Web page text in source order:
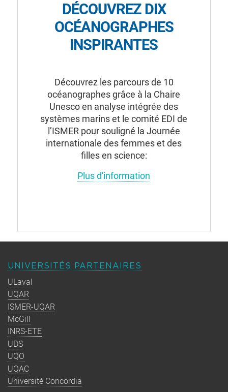
DÉCOUVREZ DIX
OCÉANOGRAPHES
INSPIRANTES
Découvrez les parcours de 10
océanographes grâce à la Chaire
Unesco en analyse intégrée des
systèmes marins et le comité EDI de
l’ISMER pour souligné la Journée
internationale des femmes et des
filles en science:
Plus d'information
UNIVERSITÉS PARTENAIRES
ULaval
UQAR
ISMER-UQAR
McGill
INRS-ETE
UDS
UQO
UQAC
Université Concordia